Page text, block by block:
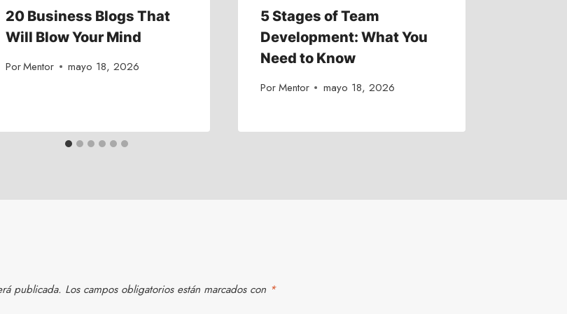
20 Business Blogs That
Will Blow Your Mind
PorMentor mayo 18, 2026
5 Stages of Team
Development: What You
Need to Know
PorMentor mayo 18, 2026
publicada. Los campos obligatorios están marcados con *